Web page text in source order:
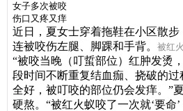
女子多次被咬
伤口又疼又痒
近日，夏女士穿着拖鞋在小区散
连被咬伤左腿、脚踝和手背。 被红
“被咬当晚（叮蜇部位）红肿发烫
段时间不断重复结血痂、挠破的
全好，被叮咬的部位仍会发痒。”
硬熬。“被红火蚁咬了一次就‘要